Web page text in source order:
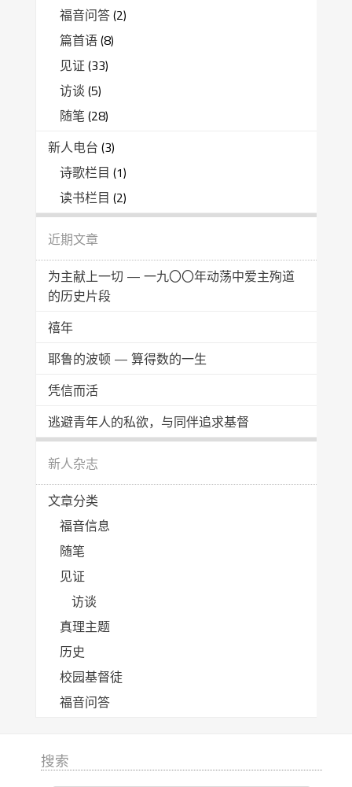
福音问答(2)
篇首语(8)
见证 (33)
访谈 (5)
随笔 (28)
新人电台 (3)
诗歌栏目 (1)
读书栏目 (2)
近期文章
为主献上一切 — 一九〇〇年动荡中爱主殉道
的历史片段
禧年
耶鲁的波顿 — 算得数的一生
凭信而活
逃避青年人的私欲，与同伴追求基督
新人杂志
文章分类
福音信息
随笔
见证
访谈
真理主题
历史
校园基督徒
福音问答
搜索